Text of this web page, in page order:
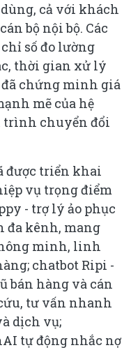
cả với khách
bộ nội bộ. Các
số đo lường
thời gian xử lý
đã chứng minh giá
mẽ của hệ
trình chuyển đổi
được triển khai
vụ trọng điểm
- trợ lý ảo phục
đa kênh, mang
minh, linh
chatbot Ripi -
bán hàng và cán
tư vấn nhanh
dịch vụ;
tự động nhắc nợ